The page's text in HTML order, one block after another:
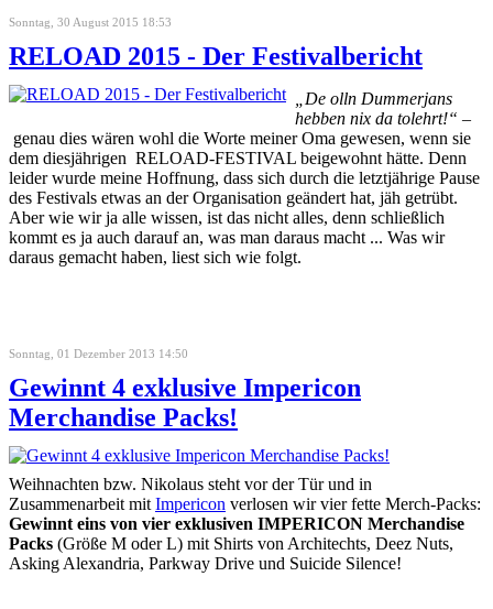
Sonntag, 30 August 2015 18:53
RELOAD 2015 - Der Festivalbericht
„De olln Dummerjans
hebben nix da tolehrt!“ –
genau dies wären wohl die Worte meiner Oma gewesen, wenn sie
dem diesjährigen RELOAD-FESTIVAL beigewohnt hätte. Denn
leider wurde meine Hoffnung, dass sich durch die letztjährige Pause
des Festivals etwas an der Organisation geändert hat, jäh getrübt.
Aber wie wir ja alle wissen, ist das nicht alles, denn schließlich
kommt es ja auch darauf an, was man daraus macht ... Was wir
daraus gemacht haben, liest sich wie folgt.
Sonntag, 01 Dezember 2013 14:50
Gewinnt 4 exklusive Impericon
Merchandise Packs!
Weihnachten bzw. Nikolaus steht vor der Tür und in
Zusammenarbeit mit Impericon verlosen wir vier fette Merch-Packs:
Gewinnt eins von vier exklusiven IMPERICON Merchandise
Packs (Größe M oder L) mit Shirts von Architechts, Deez Nuts,
Asking Alexandria, Parkway Drive und Suicide Silence!